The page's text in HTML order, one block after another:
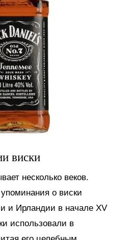
виски
несколько веков.
о виски
и Ирландии в начале XV
использовали в